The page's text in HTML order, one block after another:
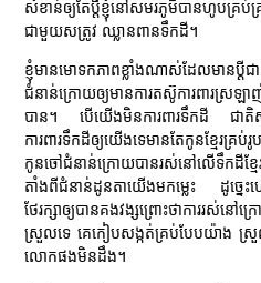
សំខាន់ឲ្យតែប្ដីខ្ញុំនៅសមរភូមិបានហូបគ្រ
ជាមួយសត្រូវ ឈ្លានពានទឹកដី។
ខ្ញុំមានមោទកភាពខ្លាំងណាស់ដែលមានប្ដីជ
ជំនាន់ក្រោយឲ្យមានការតស៊ូការពារស្រឡ
បាន។ បើយើងមិនការពារទឹកដី ជាតិស
ការពារទឹកដីឲ្យយើងទេមានតែកូនខ្មែរគ្
កូនចៅជំនាន់ក្រោយបានរស់នៅលើទឹកដីខ្ម
តាំងពីជំនាន់ដូនតាយើងមកម្លេះ ដូច្នេះ
ថែរក្សាឲ្យបានគងវង្សព្រោះថាការរស់នៅ
ស្រួលទេ គេកៀបសង្កត់គ្រប់បែបយ៉ាង ស្
លោកផងមិនដឹង។